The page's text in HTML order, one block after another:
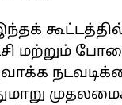
மற்றும்